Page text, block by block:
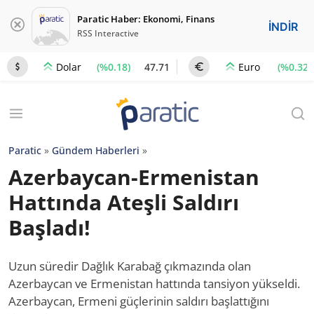
Paratic Haber: Ekonomi, Finans
RSS Interactive İNDİR
Dolar (%0.18) 47.71 Euro (%0.32)
Paratic » Gündem Haberleri »
Azerbaycan-Ermenistan
Hattında Ateşli Saldırı
Başladı!
Uzun süredir Dağlık Karabağ çıkmazında olan
Azerbaycan ve Ermenistan hattında tansiyon yükseldi.
Azerbaycan, Ermeni güçlerinin saldırı başlattığını